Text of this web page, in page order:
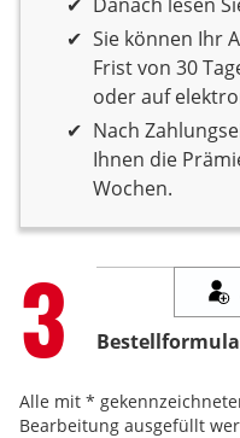
Sie können Ihr
Frist von 30
oder auf
Nach
Ihnen die
Wochen.
Step
3
Alle mit *
Bearbeitung ausgefüllt